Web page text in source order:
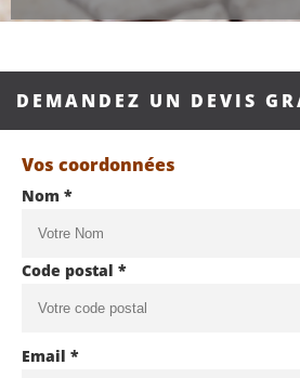
DEMANDEZ UN DEVIS
Vos coordonnées
Nom *
Code postal *
Email *